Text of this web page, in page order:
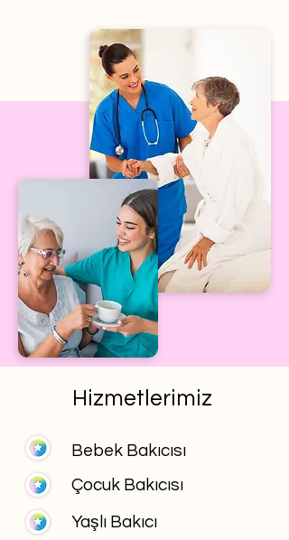
Hizmetlerimiz
Bebek Bakıcısı
Çocuk Bakıcısı
Yaşlı Bakıcı